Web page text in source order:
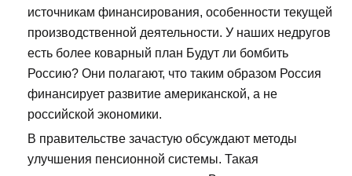
источникам финансирования, особенности текущей
производственной деятельности. У наших недругов
есть более коварный план Будут ли бомбить
Россию? Они полагают, что таким образом Россия
финансирует развитие американской, а не
российской экономики.
В правительстве зачастую обсуждают методы
улучшения пенсионной системы. Такая